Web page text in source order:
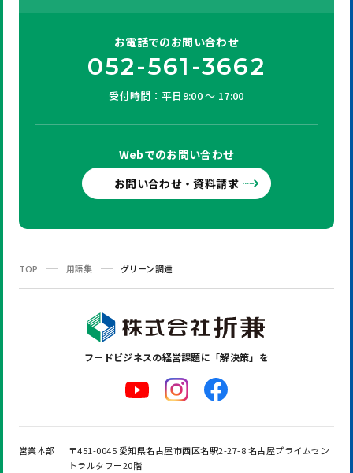
お電話でのお問い合わせ
052-561-3662
受付時間：平日9:00 ～ 17:00
Webでのお問い合わせ
お問い合わせ・資料請求
TOP 用語集 グリーン調達
フードビジネスの経営課題に「解決策」を
営業本部
〒451-0045 愛知県名古屋市西区名駅2-27-8 名古屋プライムセン
トラルタワー20階